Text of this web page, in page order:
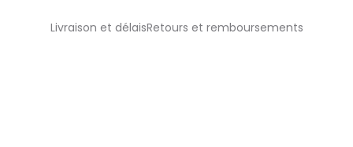
Livraison et délaisRetours et remboursements